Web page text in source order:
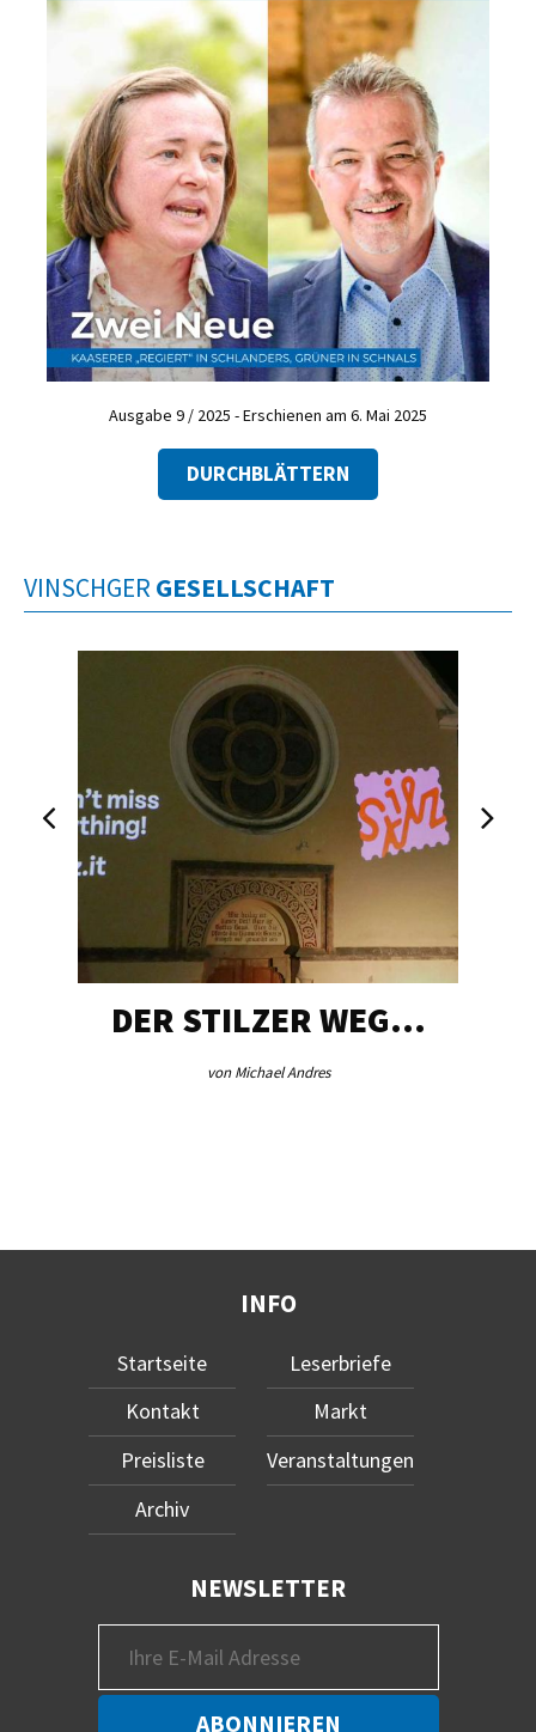
Ausgabe 9 / 2025 - Erschienen am 6. Mai 2025
DURCHBLÄTTERN
VINSCHGER GESELLSCHAFT
DER STILZER WEG…
von Michael Andres
INFO
Startseite
Kontakt
Preisliste
Archiv
Leserbriefe
Markt
Veranstaltungen
NEWSLETTER